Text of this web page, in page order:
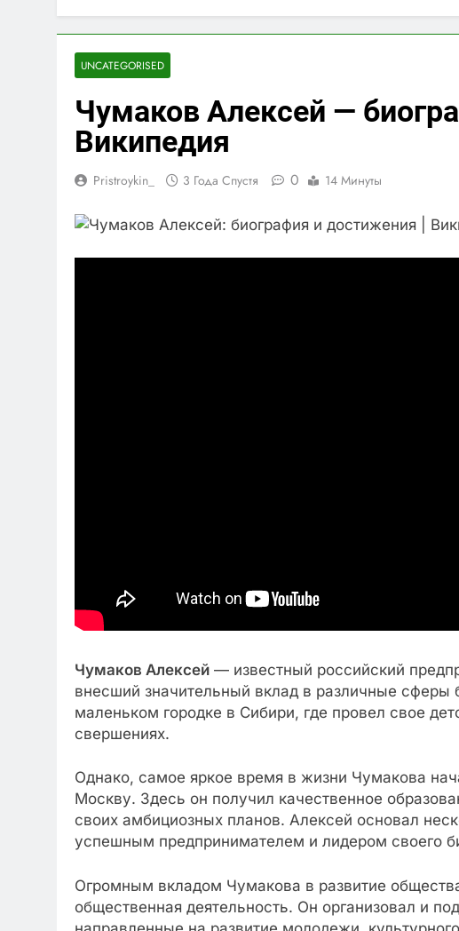
UNCATEGORISED
Чумаков Алексей —
Википедия
Pristroykin_ 3 Года Спустя 0 14 Минуты
Чумаков Алексей — известный российский
внесший значительный вклад в различные сферы
маленьком городке в Сибири, где провел свое
свершениях.
Однако, самое яркое время в жизни Чумакова
Москву. Здесь он получил качественное
своих амбициозных планов. Алексей основал
успешным предпринимателем и лидером своего
Огромным вкладом Чумакова в развитие
общественная деятельность. Он организовал и